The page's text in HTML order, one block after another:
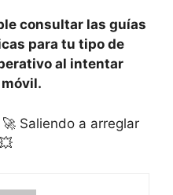
consultar las guías
para tu tipo​ de
al intentar
Saliendo a ‌arreglar